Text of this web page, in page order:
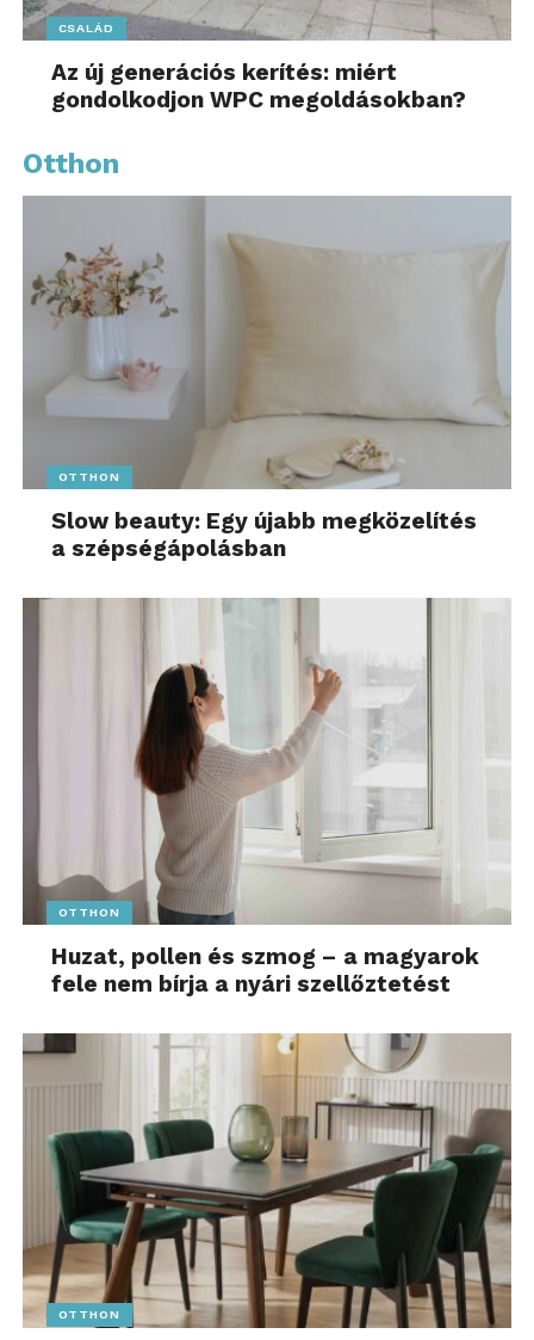
CSALÁD
Az új generációs kerítés: miért
gondolkodjon WPC megoldásokban?
Otthon
OTTHON
Slow beauty: Egy újabb megközelítés
a szépségápolásban
OTTHON
Huzat, pollen és szmog – a magyarok
fele nem bírja a nyári szellőztetést
OTTHON